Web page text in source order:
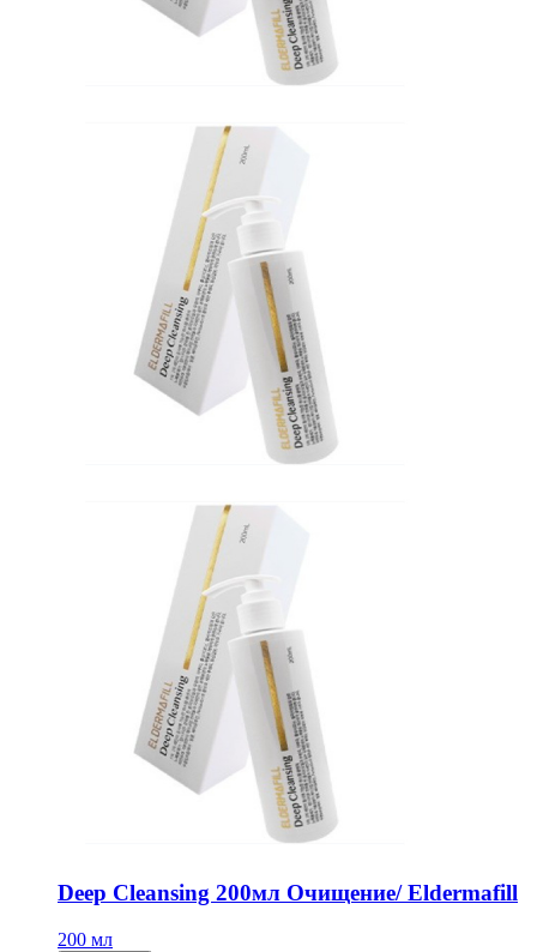
Deep Cleansing 200мл Очищение/ Eldermafill
200 мл